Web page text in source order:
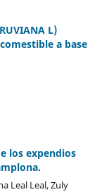
L)
a base
los expendios
Leal Leal, Zuly